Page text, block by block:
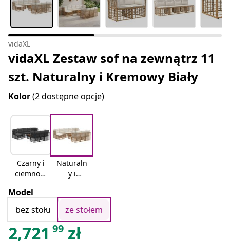
vidaXL
vidaXL Zestaw sof na zewnątrz 11
szt. Naturalny i Kremowy Biały
Kolor(2 dostępne opcje)
Czarny i
ciemnosz
Naturaln
y i
Model
bez stołu
ze stołem
2,721 99 zł